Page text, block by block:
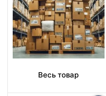
Весь товар